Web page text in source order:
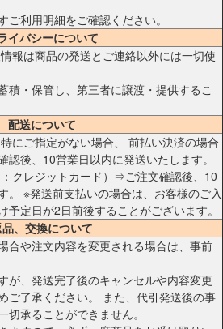
利用明細をご確認ください。
イバシーについて
報は商品の発送とご連絡以外には一切使
積・保管し、第三者に譲渡・提供するこ
配送について
にご指定がない場合、 前払い決済の場合
認後、10営業日以内に発送いたします。
クレジットカード）⇒ご注文確認後、10
。 ※発送前支払いの場合は、お客様のご入
定日が2日前後することがございます。
、交換について
合や注文内容を変更される場合は、事前
が、発送完了後のキャンセルや内容変更
ご了承ください。 また、代引発送後の事
承ることができません。